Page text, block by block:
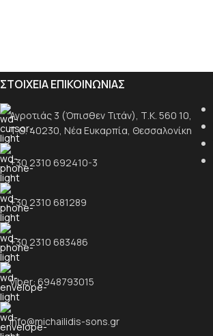
ΣΤΟΙΧΕΙΑ ΕΠΙΚΟΙΝΩΝΙΑΣ
Αγροτιάς 3 (Όπισθεν Τιτάν), Τ.Κ. 560 10,
Τ.Θ. 40230, Νέα Ευκαρπία, Θεσσαλονίκη
+30 2310 692410-3
+30 2310 681289
+30 2310 683486
Viber: 6948793015
info@michailidis-sons.gr